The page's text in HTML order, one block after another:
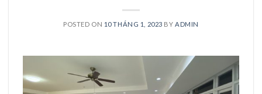
POSTED ON 10 THÁNG 1, 2023 BY ADMIN